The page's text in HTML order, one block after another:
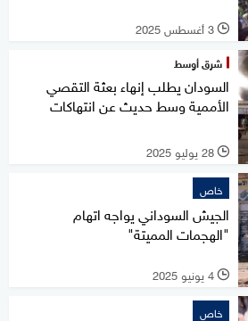
l 3 أغسطس 2025
شرق أوسط
السودان يطلب إنهاء بعثة التقصي
الأممية وسط حديث عن انتهاكات
l 28 يوليو 2025
خاص
الجيش السوداني يواجه اتهام
"الهجمات المميتة"
l 4 يونيو 2025
خاص